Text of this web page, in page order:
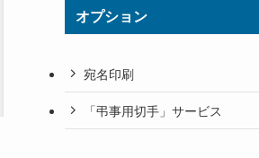
オプション
宛名印刷
「弔事用切手」サービス